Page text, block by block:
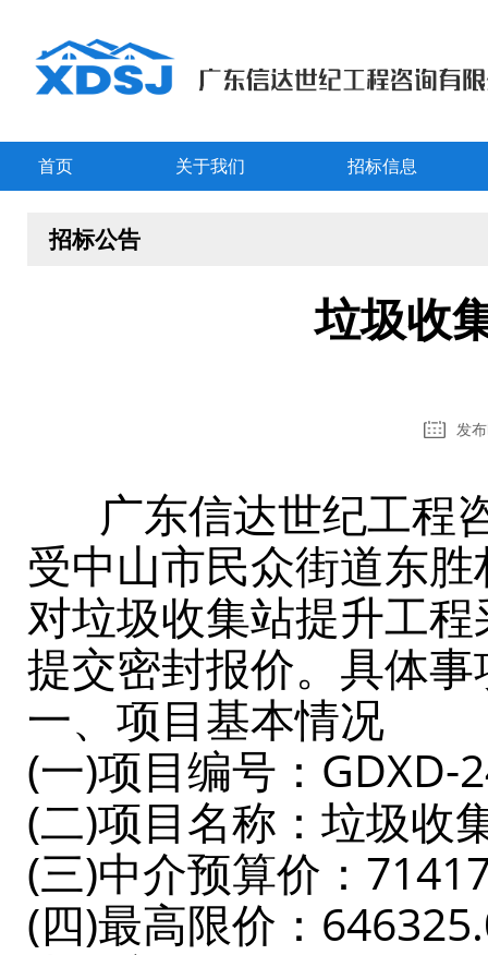
首页 关于我们 招标信息
招标公告
垃圾收
发
广东信达世纪工程
受中山市民众街道东
对垃圾收集站提升工
提交密封报价。具体
一、项目基本情况
(一)项目编号：GDXD-
(二)项目名称：垃圾收
(三)中介预算价：
(四)最高限价：